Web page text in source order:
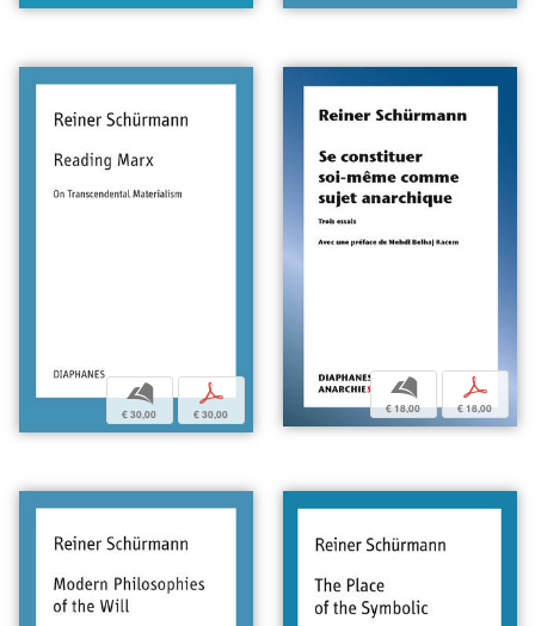
b
€ 30,00
p
€ 30,00
b
€ 18,00
p
€ 18,00